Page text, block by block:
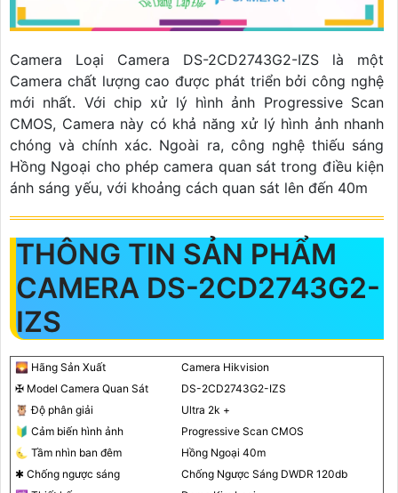
Camera Loại Camera DS-2CD2743G2-IZS là một
Camera chất lượng cao được phát triển bởi công nghệ
mới nhất. Với chip xử lý hình ảnh Progressive Scan
CMOS, Camera này có khả năng xử lý hình ảnh nhanh
chóng và chính xác. Ngoài ra, công nghệ thiếu sáng
Hồng Ngoại cho phép camera quan sát trong điều kiện
ánh sáng yếu, với khoảng cách quan sát lên đến 40m
THÔNG TIN SẢN PHẨM
CAMERA DS-2CD2743G2-
IZS
🌄 Hãng Sản Xuất
Camera Hikvision
✠ Model Camera Quan Sát
DS-2CD2743G2-IZS
🦉 Độ phân giải
Ultra 2k +
🔰 Cảm biến hình ảnh
Progressive Scan CMOS
🌜 Tầm nhìn ban đêm
Hồng Ngoại 40m
✱ Chống ngược sáng
Chống Ngược Sáng DWDR 120db